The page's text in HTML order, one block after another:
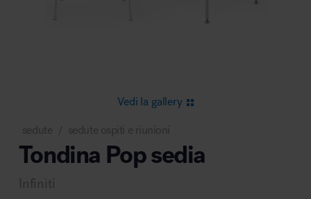
Area lounge e attesa
Vedi la gallery
sedute sedute ospiti e riunioni
Tondina Pop sedia
Infiniti